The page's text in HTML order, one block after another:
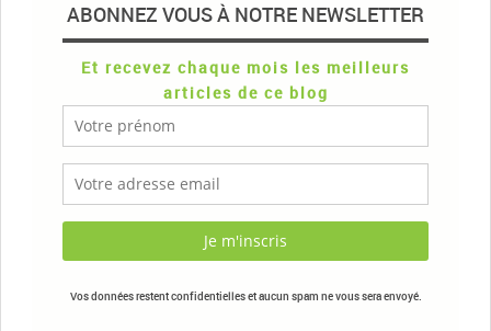
ABONNEZ VOUS À NOTRE NEWSLETTER
Et recevez chaque mois les meilleurs
articles de ce blog
Vos données restent confidentielles et aucun spam ne vous sera envoyé.